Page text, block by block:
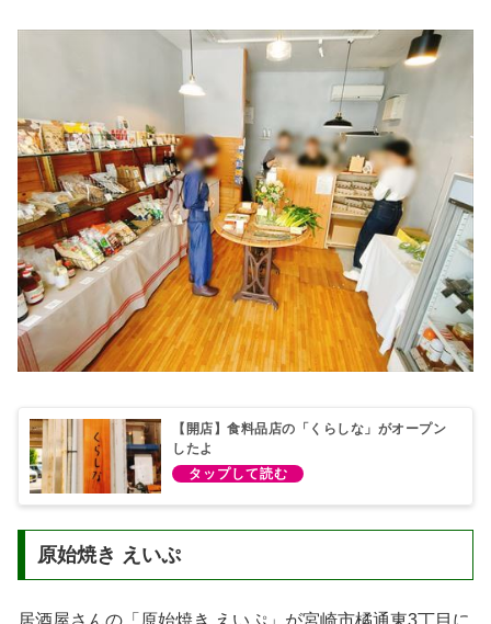
【開店】食料品店の「くらしな」がオープン
したよ
原始焼き えいぷ
居酒屋さんの「原始焼き えいぷ」が宮崎市橘通東3丁目に